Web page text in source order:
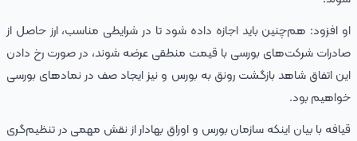
او افزود: هم‌چنین باید اجازه داده شود تا در شرایطی مناسب، ارز حاصل از
صادرات شرکت‌های بورسی با قیمت منطقی عرضه شوند، در صورت رخ دادن
این اتفاق شاهد بازگشت رونق به بورس و نیز ایجاد صف در نمادهای بورسی
خواهیم بود.
قیافه با بیان اینکه سازمان بورس و اوراق بهادار از نقش مهمی در تنظیم‌گری